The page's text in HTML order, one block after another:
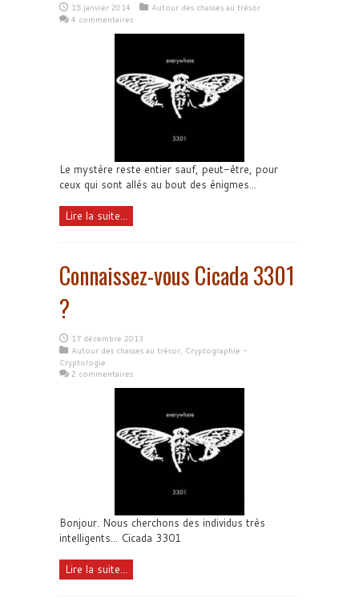
15 janvier 2014
Autour des chasses au trésor
4 commentaires
Le mystère reste entier sauf, peut-être, pour
ceux qui sont allés au bout des énigmes...
Lire la suite...
Connaissez-vous Cicada 3301
?
17 décembre 2013
Autour des chasses au trésor Cryptographie -
Cryptologie
2 commentaires
Bonjour. Nous cherchons des individus très
intelligents... Cicada 3301
Lire la suite...